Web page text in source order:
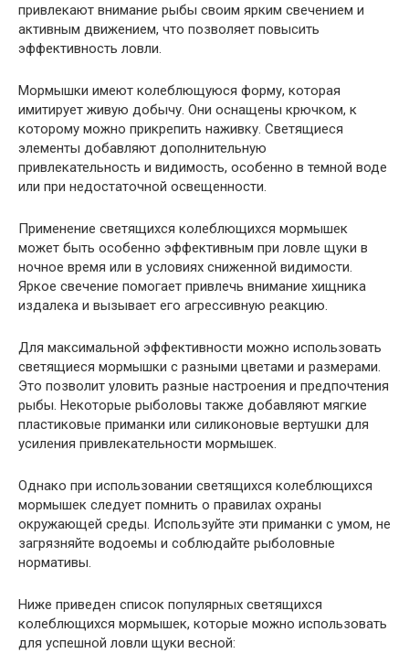
привлекают внимание рыбы своим ярким свечением и
активным движением, что позволяет повысить
эффективность ловли.
Мормышки имеют колеблющуюся форму, которая
имитирует живую добычу. Они оснащены крючком, к
которому можно прикрепить наживку. Светящиеся
элементы добавляют дополнительную
привлекательность и видимость, особенно в темной воде
или при недостаточной освещенности.
Применение светящихся колеблющихся мормышек
может быть особенно эффективным при ловле щуки в
ночное время или в условиях сниженной видимости.
Яркое свечение помогает привлечь внимание хищника
издалека и вызывает его агрессивную реакцию.
Для максимальной эффективности можно использовать
светящиеся мормышки с разными цветами и размерами.
Это позволит уловить разные настроения и предпочтения
рыбы. Некоторые рыболовы также добавляют мягкие
пластиковые приманки или силиконовые вертушки для
усиления привлекательности мормышек.
Однако при использовании светящихся колеблющихся
мормышек следует помнить о правилах охраны
окружающей среды. Используйте эти приманки с умом, не
загрязняйте водоемы и соблюдайте рыболовные
нормативы.
Ниже приведен список популярных светящихся
колеблющихся мормышек, которые можно использовать
для успешной ловли щуки весной: